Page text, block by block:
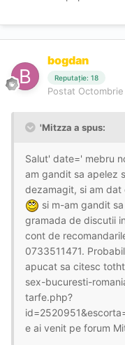
bogdan
Reputație: 18
Postat Octombrie
'Mitzza a spus:
Salut' date=' mebru
am gandit sa apelez
dezamagit, si am dat
si m-am gandit
gramada de discutii
cont de
0733511471.
apucat sa citesc
sex-bucuresti-
tarfe.php?
e ai venit pe forum